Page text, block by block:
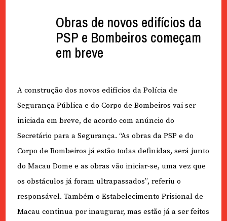
Obras de novos edifícios da
PSP e Bombeiros começam
em breve
A construção dos novos edifícios da Polícia de
Segurança Pública e do Corpo de Bombeiros vai ser
iniciada em breve, de acordo com anúncio do
Secretário para a Segurança. “As obras da PSP e do
Corpo de Bombeiros já estão todas definidas, será junto
do Macau Dome e as obras vão iniciar-se, uma vez que
os obstáculos já foram ultrapassados”, referiu o
responsável. Também o Estabelecimento Prisional de
Macau continua por inaugurar, mas estão já a ser feitos